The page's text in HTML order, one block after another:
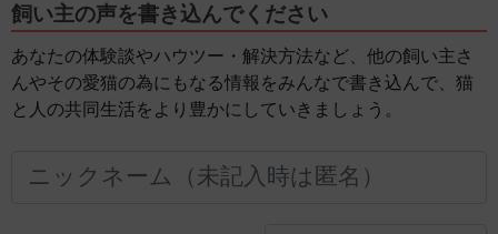
飼い主の声を書き込んでください
あなたの体験談やハウツー・解決方法など、他の飼い主さ
んやその愛猫の為にもなる情報をみんなで書き込んで、猫
と人の共同生活をより豊かにしていきましょう。